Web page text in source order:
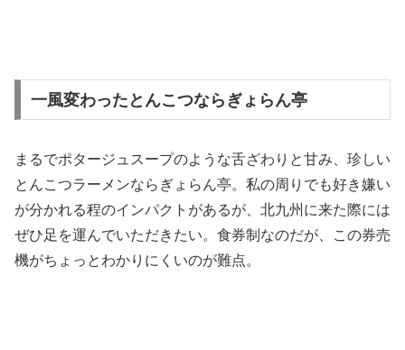
一風変わったとんこつならぎょらん亭
まるでポタージュスープのような舌ざわりと甘み、珍しい
とんこつラーメンならぎょらん亭。私の周りでも好き嫌い
が分かれる程のインパクトがあるが、北九州に来た際には
ぜひ足を運んでいただきたい。食券制なのだが、この券売
機がちょっとわかりにくいのが難点。